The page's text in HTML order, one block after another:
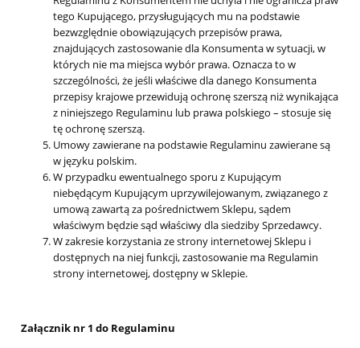
tego Kupującego, przysługujących mu na podstawie
bezwzględnie obowiązujących przepisów prawa,
znajdujących zastosowanie dla Konsumenta w sytuacji, w
których nie ma miejsca wybór prawa. Oznacza to w
szczególności, że jeśli właściwe dla danego Konsumenta
przepisy krajowe przewidują ochronę szerszą niż wynikająca
z niniejszego Regulaminu lub prawa polskiego – stosuje się
tę ochronę szerszą.
Umowy zawierane na podstawie Regulaminu zawierane są
w języku polskim.
W przypadku ewentualnego sporu z Kupującym
niebędącym Kupującym uprzywilejowanym, związanego z
umową zawartą za pośrednictwem Sklepu, sądem
właściwym będzie sąd właściwy dla siedziby Sprzedawcy.
W zakresie korzystania ze strony internetowej Sklepu i
dostępnych na niej funkcji, zastosowanie ma Regulamin
strony internetowej, dostępny w Sklepie.
Załącznik nr 1 do Regulaminu